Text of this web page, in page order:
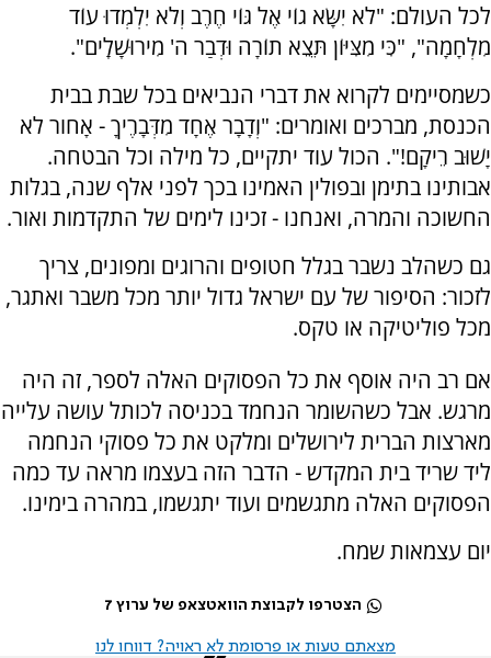
לכל העולם: "לֹא יִשָּׂא גוֹי אֶל גּוֹי חֶרֶב וְלֹא יִלְמְדוּ עוֹד
מִלְחָמָה", "כִּי מִצִּיּוֹן תֵּצֵא תוֹרָה וּדְבַר ה' מִירוּשָׁלָ͏ִים".
כשמסיימים לקרוא את דברי הנביאים בכל שבת בבית
הכנסת, מברכים ואומרים: "וְדָבָר אֶחָד מִדְּבָרֶיךָ - אָחור לא
יָשׁוּב רֵיקָם!". הכול עוד יתקיים, כל מילה וכל הבטחה.
אבותינו בתימן ובפולין האמינו בכך לפני אלף שנה, בגלות
החשוכה והמרה, ואנחנו - זכינו לימים של התקדמות ואור.
גם כשהלב נשבר בגלל חטופים והרוגים ומפונים, צריך
לזכור: הסיפור של עם ישראל גדול יותר מכל משבר ואתגר,
מכל פוליטיקה או טקס.
אם רב היה אוסף את כל הפסוקים האלה לספר, זה היה
מרגש. אבל כשהשומר הנחמד בכניסה לכותל עושה עלייה
מארצות הברית לירושלים ומלקט את כל פסוקי הנחמה
ליד שריד בית המקדש - הדבר הזה בעצמו מראה עד כמה
הפסוקים האלה מתגשמים ועוד יתגשמו, במהרה בימינו.
יום עצמאות שמח.
הצטרפו לקבוצת הוואטצאפ של ערוץ 7
מצאתם טעות או פרסומת לא ראויה? דווחו לנו